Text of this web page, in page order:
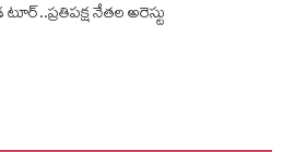
నేతల అరెస్టు